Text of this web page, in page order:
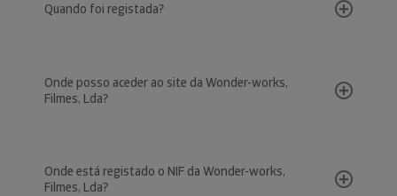
Quando foi registada?
Onde posso aceder ao site da Wonder-works,
Filmes, Lda?
Onde está registado o NIF da Wonder-works,
Filmes, Lda?